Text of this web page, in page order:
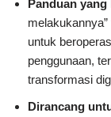
Panduan
untuk
penggunaan,
transformasi
Dirancang